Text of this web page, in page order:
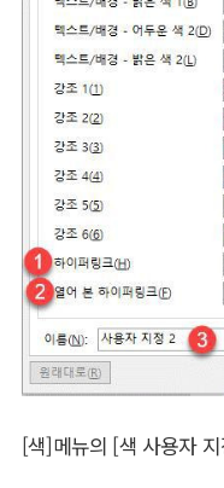
[색]메뉴의 [색 사용자